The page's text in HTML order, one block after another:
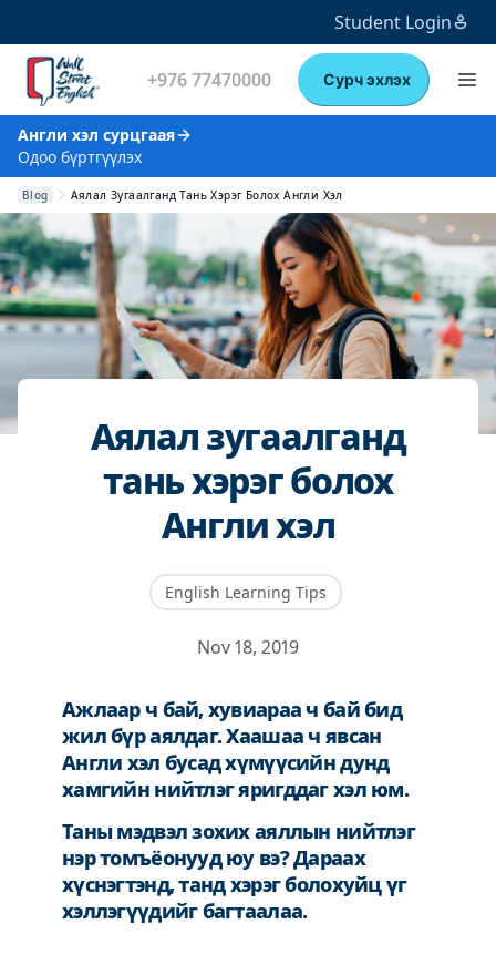
Student Login
+976 77470000 Сурч эхлэх
Англи хэл сурцгаая
Одоо бүртгүүлэх
Blog Аялал Зугаалганд Тань Хэрэг Болох Англи Хэл
Аялал зугаалганд
тань хэрэг болох
Англи хэл
English Learning Tips
Nov 18, 2019
Ажлаар ч бай, хувиараа ч бай бид
жил бүр аялдаг. Хаашаа ч явсан
Англи хэл бусад хүмүүсийн дунд
хамгийн нийтлэг яригддаг хэл юм.
Таны мэдвэл зохих аяллын нийтлэг
нэр томъёонууд юу вэ? Дараах
хүснэгтэнд, танд хэрэг болохуйц үг
хэллэгүүдийг багтаалаа.